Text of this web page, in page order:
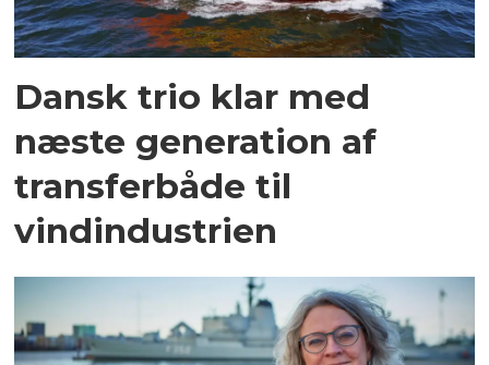
Dansk trio klar med
næste generation af
transferbåde til
vindindustrien